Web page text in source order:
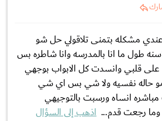
عندي مشكله بتمنى تلاقولي حل شو
اعمل انا صبيه عمري ٢١سنه طول ما انا بالمدرسه وانا شاطره بس
قلبي وانسدت كل الابواب بوجهي
حاله نفسيه ولا شي بس اي شي
انساه ورسبت بالتوجيهي
رجعت قدم... اذهب إلى السؤال